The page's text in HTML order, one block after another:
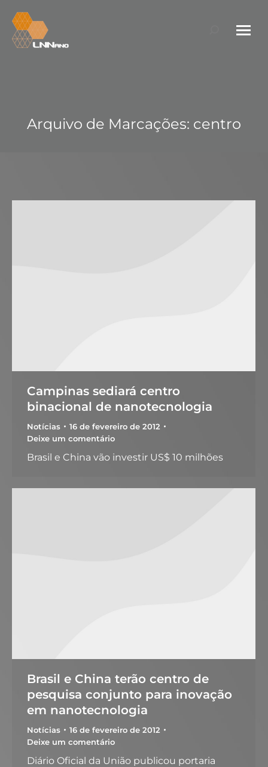
Search:
Arquivo de Marcações: centro
Campinas sediará centro
binacional de nanotecnologia
Notícias
16 de fevereiro de 2012
Deixe um comentário
Brasil e China vão investir US$ 10 milhões
Brasil e China terão centro de
pesquisa conjunto para inovação
em nanotecnologia
Notícias
16 de fevereiro de 2012
Deixe um comentário
Diário Oficial da União publicou portaria